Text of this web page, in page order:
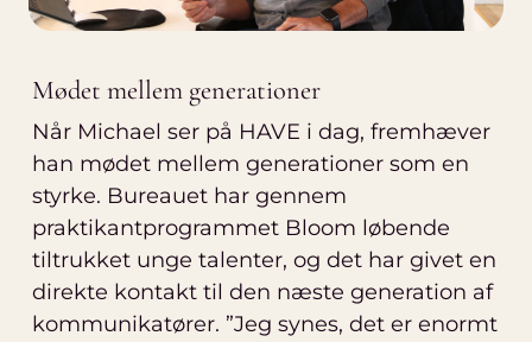
Mødet mellem generationer
Når Michael ser på HAVE i dag, fremhæver
han mødet mellem generationer som en
styrke. Bureauet har gennem
praktikantprogrammet Bloom løbende
tiltrukket unge talenter, og det har givet en
direkte kontakt til den næste generation af
kommunikatører. ”Jeg synes, det er enormt